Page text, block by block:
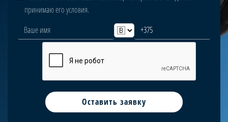
принимаю его условия.